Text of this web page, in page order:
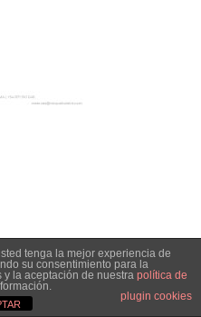
tenga la mejor experiencia de
su consentimiento para la
la aceptación de nuestra política de
plugin cookies